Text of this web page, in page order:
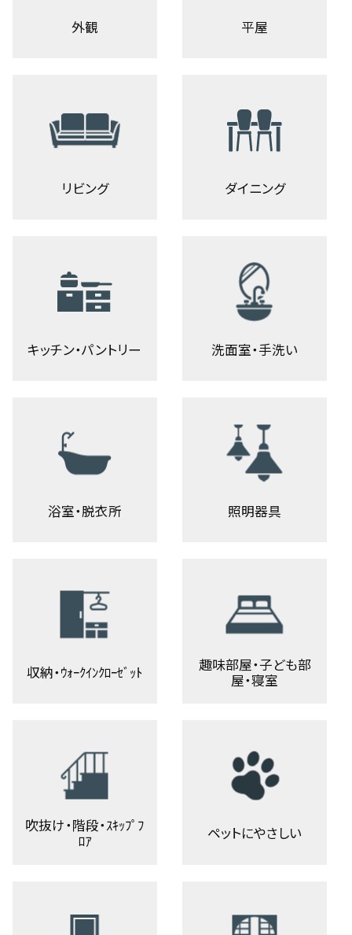
外観 平屋
リビング ダイニング
キッチン・パントリー 洗面室・手洗い
浴室・脱衣所 照明器具
収納・ｳｫｰｸｲﾝｸﾛｰｾﾞｯﾄ
趣味部屋・子ども部
屋・寝室
吹抜け・階段・ｽｷｯﾌﾟﾌ
ﾛｱ
ペットにやさしい